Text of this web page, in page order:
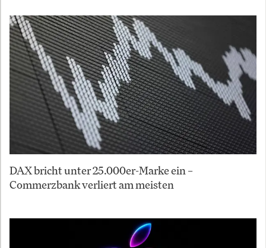
DAX bricht unter 25.000er-Marke ein –
Commerzbank verliert am meisten